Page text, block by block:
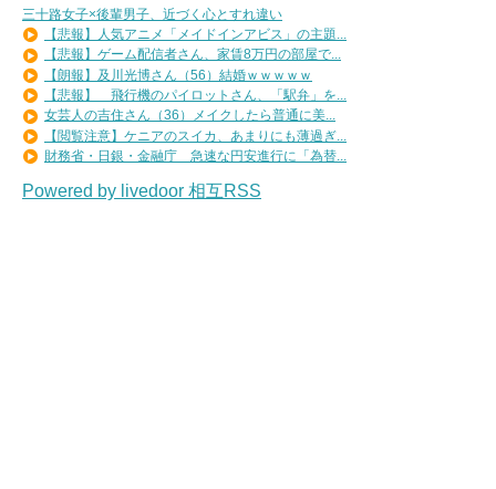
三十路女子×後輩男子、近づく心とすれ違い
【悲報】人気アニメ「メイドインアビス」の主題...
【悲報】ゲーム配信者さん、家賃8万円の部屋で...
【朗報】及川光博さん（56）結婚ｗｗｗｗｗ
【悲報】 飛行機のパイロットさん、「駅弁」を...
女芸人の吉住さん（36）メイクしたら普通に美...
【閲覧注意】ケニアのスイカ、あまりにも薄過ぎ...
財務省・日銀・金融庁 急速な円安進行に「為替...
Powered by livedoor 相互RSS